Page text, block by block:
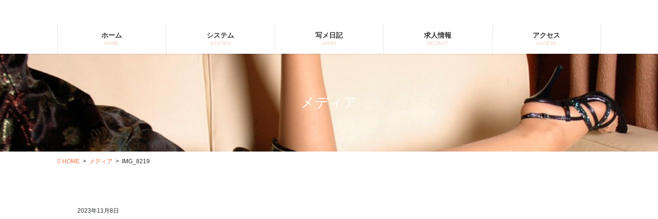
ツ
に
移
動
シ
ョ
ン
に
移
動
ホーム
HOME
システム
SYSTEM
写メ日記
DIARY
求人情報
RECRUIT
アクセス
ACCESS
メディア
HOME メディア IMG_8219
2023年11月8日